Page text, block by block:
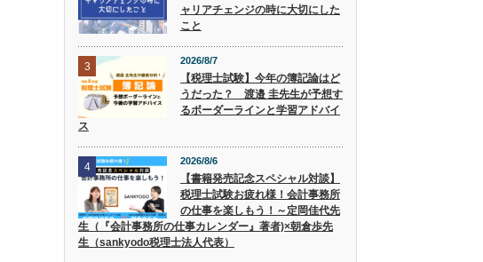
ャリアチェンジの時に大切にした
こと
3 2026/8/7
【税理士試験】今年の簿記論はど
うだった？ 渡邉 圭先生が予想す
るボーダーラインと学習アドバイ
ス
4 2026/8/6
【書籍発売記念スペシャル対談】
税理士試験お疲れ様！会計事務所
の仕事を楽しもう！～定岡佳代先
生（『会計事務所の仕事カレンダー』著者)×朝倉歩先
生（sankyodo税理士法人代表）